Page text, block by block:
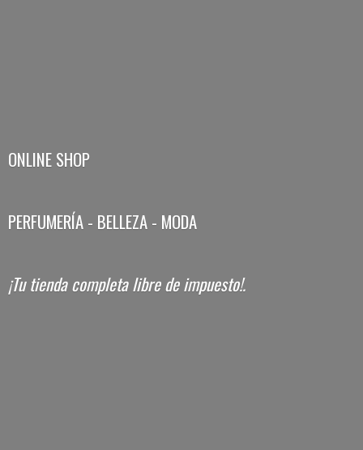
ONLINE SHOP
PERFUMERÍA - BELLEZA - MODA
¡Tu tienda completa librede impuesto!.